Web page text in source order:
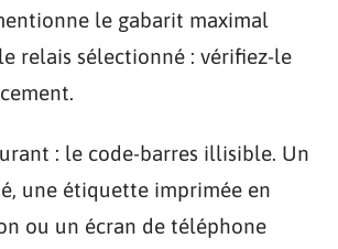
le gabarit maximal
relais sélectionné : vérifiez-le
: le code-barres illisible. Un
une étiquette imprimée en
ou un écran de téléphone